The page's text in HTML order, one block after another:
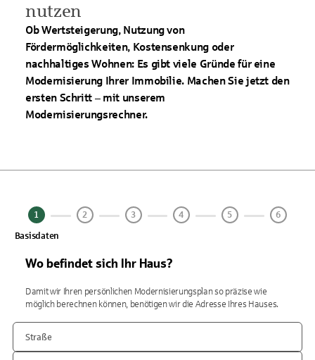
nutzen
Ob Wertsteigerung, Nutzung von
Fördermöglichkeiten, Kostensenkung oder
nachhaltiges Wohnen: Es gibt viele Gründe für eine
Modernisierung Ihrer Immobilie. Machen Sie jetzt den
ersten Schritt – mit unserem
Modernisierungsrechner.
1
Basisdaten
2 3 4 5 6
Wo befindet sich Ihr Haus?
Damit wir Ihren persönlichen Modernisierungsplan so präzise wie
möglich berechnen können, benötigen wir die Adresse Ihres Hauses.
Straße